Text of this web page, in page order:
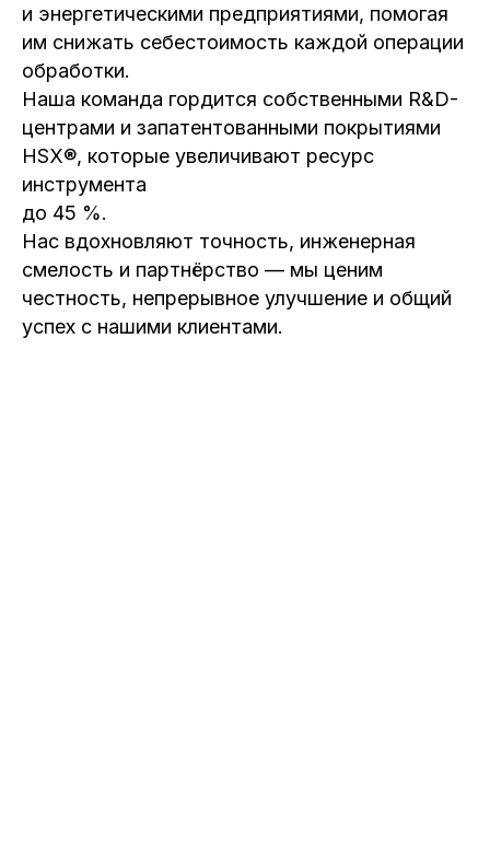
и энергетическими предприятиями, помогая
им снижать себестоимость каждой операции
обработки.
Наша команда гордится собственными R&D-
центрами и запатентованными покрытиями
HSX®, которые увеличивают ресурс
инструмента
до 45 %.
Нас вдохновляют точность, инженерная
смелость и партнёрство — мы ценим
честность, непрерывное улучшение и общий
успех с нашими клиентами.